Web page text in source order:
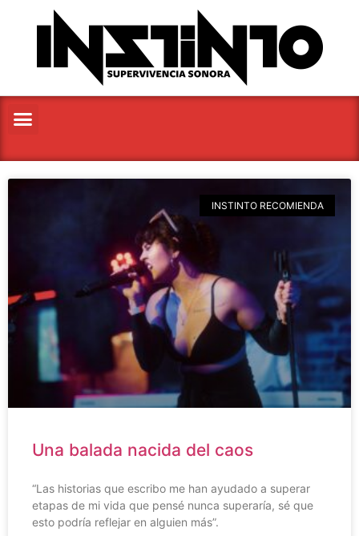
INSTINTO RECOMIENDA
Una balada nacida del caos
“Las historias que escribo me han ayudado a superar
etapas de mi vida que pensé nunca superaría, sé que
esto podría reflejar en alguien más”.